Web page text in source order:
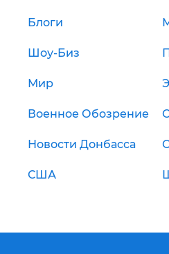
Блоги
Шоу-Биз
Мир
Военное Обозрение
Новости Донбасса
США